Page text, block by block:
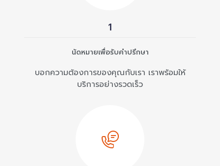
1
นัดหมายเพื่อรับคำปรึกษา
บอกความต้องการของคุณกับเรา เราพร้อมให้
บริการอย่างรวดเร็ว